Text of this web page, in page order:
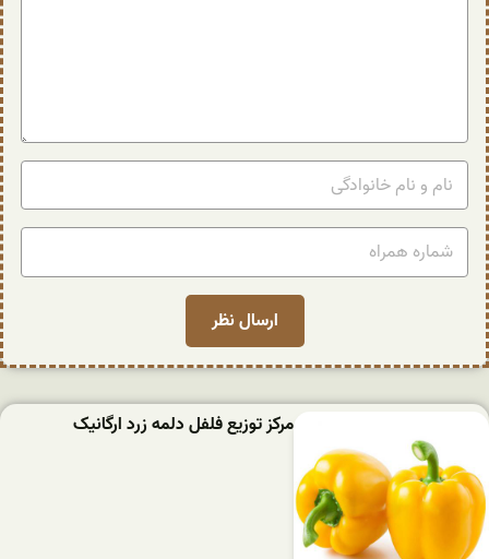
مرکز توزیع فلفل دلمه زرد ارگانیک